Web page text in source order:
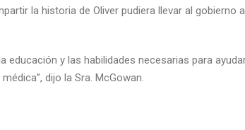
la historia de Oliver pudiera llevar al
y las habilidades necesarias para
dijo la Sra. McGowan.